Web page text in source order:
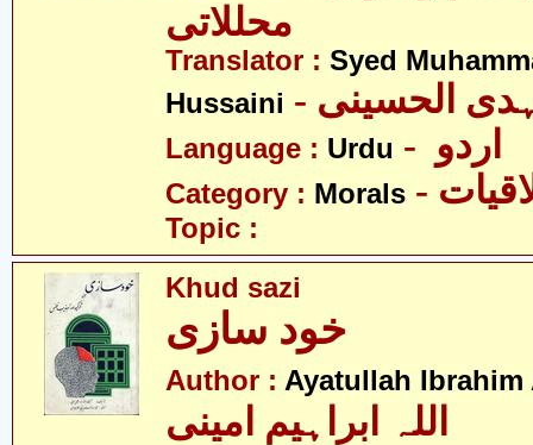
محللاتی
Translator : Syed
Hussaini
الحسینی
Language : Urdu
Category : Morals
Topic :
Khud sazi
خود سازی
Author : Ayatullah Ibrahim
اللہ ابراہیم امینی